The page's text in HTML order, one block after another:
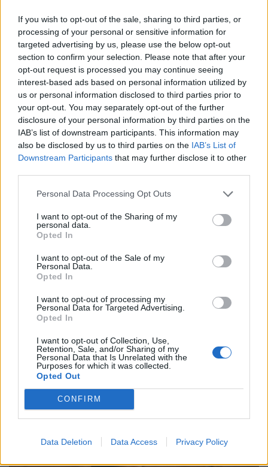
If you wish to opt-out of the sale, sharing to third parties, or
processing of your personal or sensitive information for
targeted advertising by us, please use the below opt-out
section to confirm your selection. Please note that after your
opt-out request is processed you may continue seeing
interest-based ads based on personal information utilized by
us or personal information disclosed to third parties prior to
your opt-out. You may separately opt-out of the further
disclosure of your personal information by third parties on the
IAB’s list of downstream participants. This information may
also be disclosed by us to third parties on the IAB’s List of
Downstream Participants that may further disclose it to other
Personal Data Processing Opt Outs
I want to opt-out of the Sharing of my
personal data.
Opted In
I want to opt-out of the Sale of my
Personal Data.
Opted In
I want to opt-out of processing my
Personal Data for Targeted Advertising.
Opted In
I want to opt-out of Collection, Use,
Retention, Sale, and/or Sharing of my
Personal Data that Is Unrelated with the
Purposes for which it was collected.
Opted Out
CONFIRM
Data Deletion Data Access Privacy Policy
07.07.26
Το "Don’t Look Back in Anger" καταγράφει την επανένωση
των Oasis και την sold-out περιοδεία “Oasis Live
Philip Glass: Παγκόσμια γιορτή για τα 90ά
γενέθλιά του με πρεμιέρα της “Συμφωνίας
Νο. 15: Lincoln”
29.05.26
Ο Philip Glass θα γιορτάσει τα 90ά του γενέθλια στις 31
Ιανουαρίου 2027 με μια πολυετή, διεθνή σειρά εκδηλώσεων
που κορυφώνεται με την παγκόσμια πρεμιέρα της "Συμφωνίας
Νο. 15: Lincoln" και επετειακά